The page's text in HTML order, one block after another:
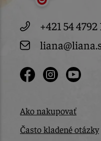
+421 54 4792
Ako nakupovať
Často kladené otázky